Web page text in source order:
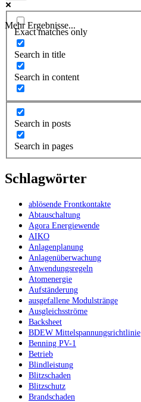
Mehr Ergebnisse...
Exact matches only
Search in title
Search in content
Search in posts
Search in pages
Schlagwörter
ablösende Frontkontakte
Abtauschaltung
Agora Energiewende
AIKO
Anlagenplanung
Anlagenüberwachung
Anwendungsregeln
Atomenergie
Aufständerung
ausgefallene Modulstränge
Ausgleichsströme
Backsheet
BDEW Mittelspannungsrichtlinie
Benning PV-1
Betrieb
Blindleistung
Blitzschaden
Blitzschutz
Brandschaden